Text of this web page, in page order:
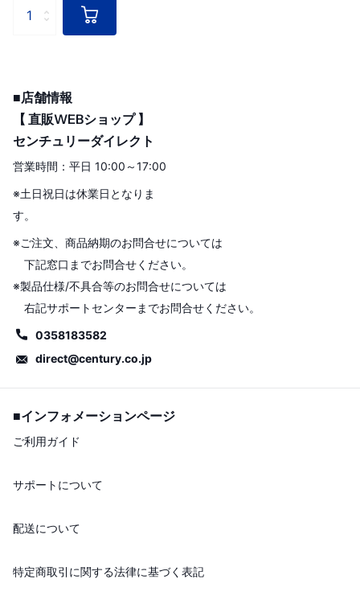
■店舗情報
【 直販WEBショップ 】
センチュリーダイレクト
営業時間：平日 10:00～17:00
※土日祝日は休業日となりま
す。
※ご注文、商品納期のお問合せについては
下記窓口までお問合せください。
※製品仕様/不具合等のお問合せについては
右記サポートセンターまでお問合せください。
0358183582
direct@century.co.jp
■インフォメーションページ
ご利用ガイド
サポートについて
配送について
特定商取引に関する法律に基づく表記